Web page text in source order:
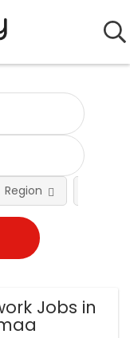
Region
Jobs in